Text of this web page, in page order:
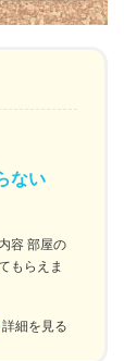
ない
容 部屋の
もらえま
詳細を見る